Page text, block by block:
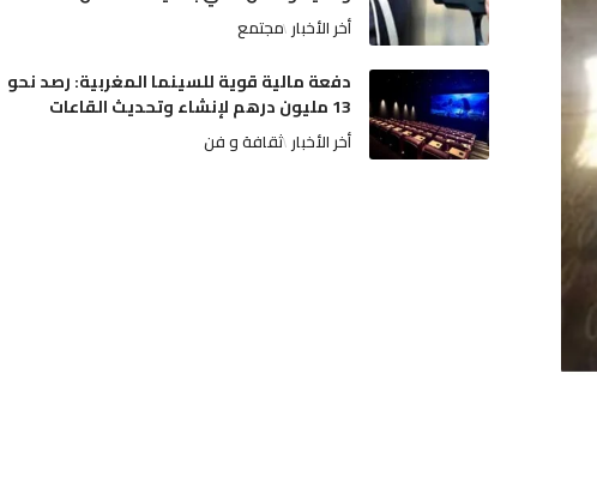
أخر الأخبار مجتمع
دفعة مالية قوية للسينما المغربية: رصد نحو
13 مليون درهم لإنشاء وتحديث القاعات
أخر الأخبار ثقافة و فن